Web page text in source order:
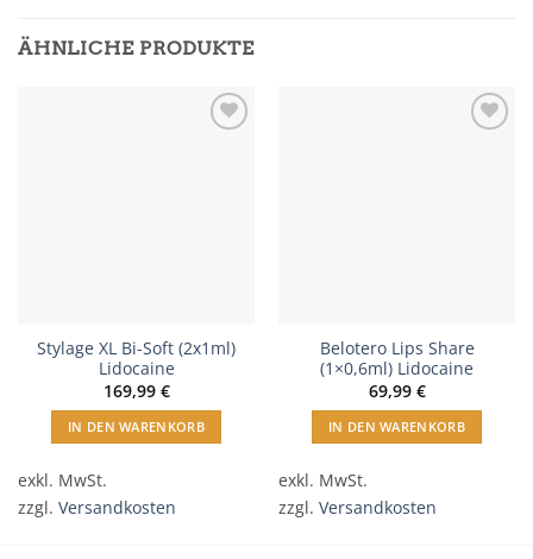
ÄHNLICHE PRODUKTE
Stylage XL Bi-Soft (2x1ml)
Lidocaine
169,99 €
IN DEN WARENKORB
exkl. MwSt.
zzgl. Versandkosten
Belotero Lips Share
(1×0,6ml) Lidocaine
69,99 €
IN DEN WARENKORB
exkl. MwSt.
zzgl. Versandkosten